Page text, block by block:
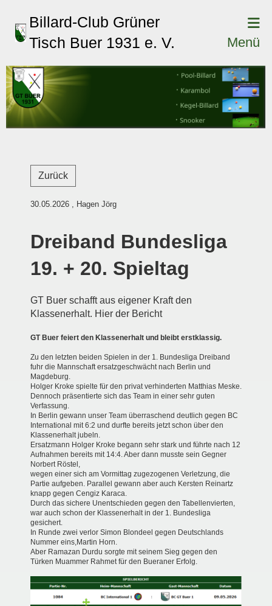
Billard-Club Grüner
Tisch Buer 1931 e. V.
Menü
Zurück
30.05.2026 , Hagen Jörg
Dreiband Bundesliga
19. + 20. Spieltag
GT Buer schafft aus eigener Kraft den
Klassenerhalt. Hier der Bericht
GT Buer feiert den Klassenerhalt und bleibt erstklassig.
Zu den letzten beiden Spielen in der 1. Bundesliga Dreiband
fuhr die Mannschaft ersatzgeschwächt nach Berlin und
Magdeburg.
Holger Kroke spielte für den privat verhinderten Matthias Meske.
Dennoch präsentierte sich das Team in einer sehr guten
Verfassung.
In Berlin gewann unser Team überraschend deutlich gegen BC
International mit 6:2 und durfte bereits jetzt schon über den
Klassenerhalt jubeln.
Ersatzmann Holger Kroke begann sehr stark und führte nach 12
Aufnahmen bereits mit 14:4. Aber dann musste sein Gegner
Norbert Röstel,
wegen einer sich am Vormittag zugezogenen Verletzung, die
Partie aufgeben. Parallel gewann aber auch Kersten Reinartz
knapp gegen Cengiz Karaca.
Durch das sichere Unentschieden gegen den Tabellenvierten,
war auch schon der Klassenerhalt in der 1. Bundesliga
gesichert.
In Runde zwei verlor Simon Blondeel gegen Deutschlands
Nummer eins,Martin Horn.
Aber Ramazan Durdu sorgte mit seinem Sieg gegen den
Türken Muammer Rahmet für den Bueraner Erfolg.